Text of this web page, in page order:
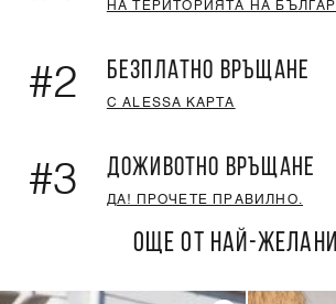
НА ТЕРИТОРИЯТА НА
#2 БЕЗПЛАТНО ВРЪЩАНЕ
С ALESSA КАРТА
#3 ДОЖИВОТНО ВРЪЩАНЕ
ДА! ПРОЧЕТЕ ПРАВИЛНО.
ОЩЕ ОТ НАЙ-